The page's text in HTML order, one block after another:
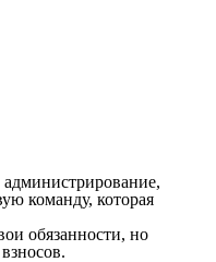
команду, которая
обязанности, но